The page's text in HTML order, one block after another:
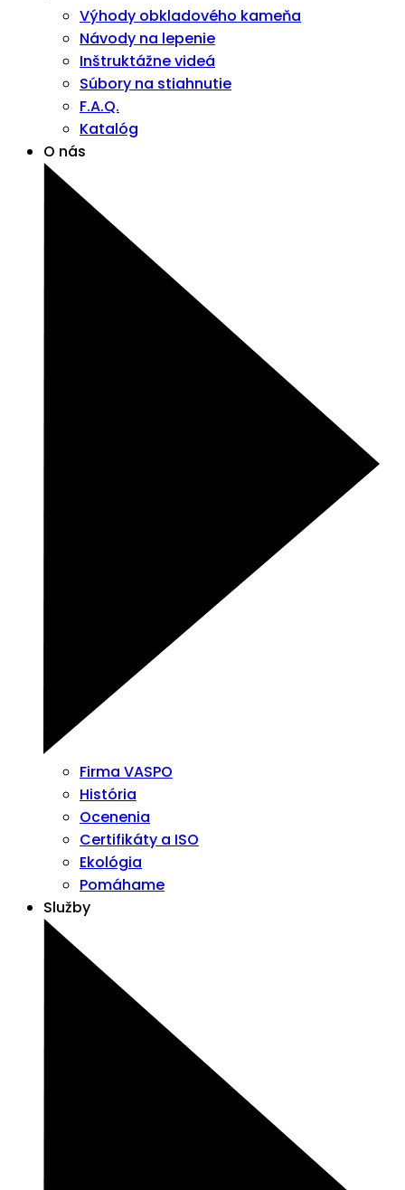
Výhody obkladového kameňa
Návody na lepenie
Inštruktážne videá
Súbory na stiahnutie
F.A.Q.
Katalóg
O nás
Firma VASPO
História
Ocenenia
Certifikáty a ISO
Ekológia
Pomáhame
Služby